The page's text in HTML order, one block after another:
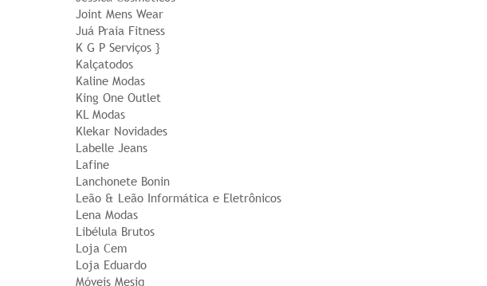
Joint Mens Wear
Juá Praia Fitness
K G P Serviços }
Kalçatodos
Kaline Modas
King One Outlet
KL Modas
Klekar Novidades
Labelle Jeans
Lafine
Lanchonete Bonin
Leão & Leão Informática e Eletrônicos
Lena Modas
Libélula Brutos
Loja Cem
Loja Eduardo
Móveis Mesiq